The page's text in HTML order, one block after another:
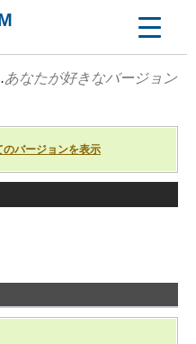
あなたが好きなバージョン
のバージョンを表示